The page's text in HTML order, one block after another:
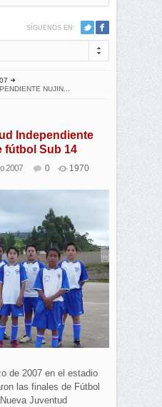
SÍGUENOS EN:
NUJIN...
Independiente
fútbol Sub 14
2007 0 1970
de 2007 en el estadio
las finales de Fútbol
Juventud